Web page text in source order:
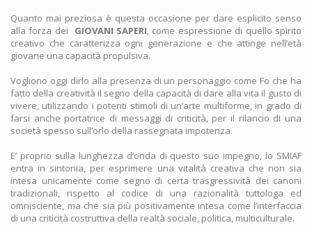
Quanto mai preziosa è questa occasione per dare esplicito senso
alla forza dei GIOVANI SAPERI, come espressione di quello spirito
creativo che caratterizza ogni generazione e che attinge nell’età
giovane una capacità propulsiva.
Vogliono oggi dirlo alla presenza di un personaggio come Fo che ha
fatto della creatività il segno della capacità di dare alla vita il gusto di
vivere, utilizzando i potenti stimoli di un’arte multiforme, in grado di
farsi anche portatrice di messaggi di criticità, per il rilancio di una
società spesso sull’orlo della rassegnata impotenza.
E’ proprio sulla lunghezza d’onda di questo suo impegno, lo SMIAF
entra in sintonia, per esprimere una vitalità creativa che non sia
intesa unicamente come segno di certa trasgressività dei canoni
tradizionali, rispetto al codice di una razionalità tuttologa ed
omnisciente, ma che sia più positivamente intesa come l’interfaccia
di una criticità costruttiva della realtà sociale, politica, multiculturale.